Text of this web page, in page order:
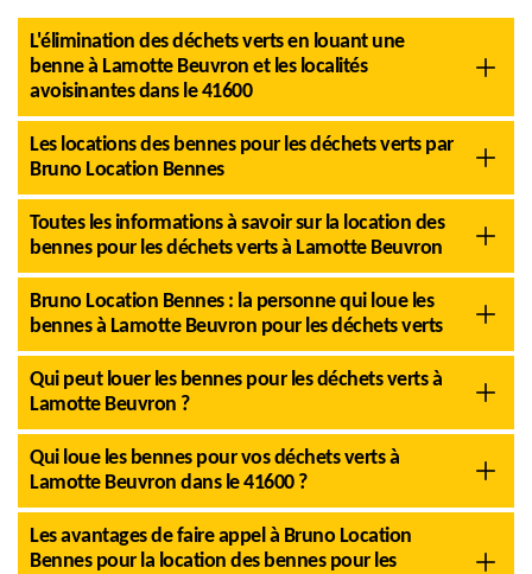
L'élimination des déchets verts en louant une
benne à Lamotte Beuvron et les localités
avoisinantes dans le 41600
Les locations des bennes pour les déchets verts par
Bruno Location Bennes
Toutes les informations à savoir sur la location des
bennes pour les déchets verts à Lamotte Beuvron
Bruno Location Bennes : la personne qui loue les
bennes à Lamotte Beuvron pour les déchets verts
Qui peut louer les bennes pour les déchets verts à
Lamotte Beuvron ?
Qui loue les bennes pour vos déchets verts à
Lamotte Beuvron dans le 41600 ?
Les avantages de faire appel à Bruno Location
Bennes pour la location des bennes pour les